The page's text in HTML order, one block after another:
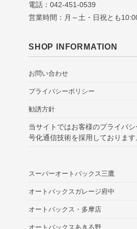
電話：042-451-0539
営業時間：月～土・日祝とも
SHOP INFORMATION
お問い合わせ
プライバシーポリシー
勧誘方針
当サイトではお客様のプライバ
号化通信技術を採用しております
スーパーオートバックス三鷹
オートバックスガレージ府中
オートバックス・多摩店
オートバックスあきる野